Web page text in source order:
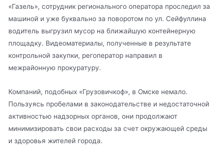
«Газель», сотрудник регионального оператора проследил за
машиной и уже буквально за поворотом по ул. Сейфуллина
водитель выгрузил мусор на ближайшую контейнерную
площадку. Видеоматериалы, полученные в результате
контрольной закупки, регоператор направил в
межрайонную прокуратуру.
Компаний, подобных «Грузовичкоф», в Омске немало.
Пользуясь пробелами в законодательстве и недостаточной
активностью надзорных органов, они продолжают
минимизировать свои расходы за счет окружающей среды
и здоровья жителей города.